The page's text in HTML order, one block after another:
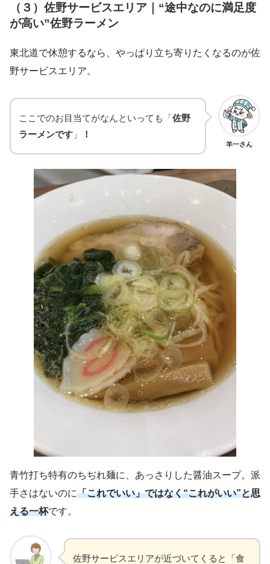
（３）佐野サービスエリア｜“途中なのに満足度
が高い”佐野ラーメン
東北道で休憩するなら、やっぱり立ち寄りたくなるのが佐
野サービスエリア。
羊一さん
ここでのお目当てがなんといっても「佐野
ラーメンです 」 ！
青竹打ち特有のちぢれ麺に、あっさりした醤油スープ。派
手さはないのに「これでいい」ではなく“これがいい”と思
える一杯です。
佐野サービスエリアが近づいてくると「食